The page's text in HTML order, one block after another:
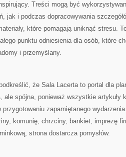
Treści mogą być
jak i podczas dopracowywania
które pomagają uniknąć stresu.
punktu odniesienia dla osób, które
i przemyślany.
że Sala Lacerta to portal dla
ale spójna, ponieważ wszystkie artykuły
przygotowaniu zapamiętanego
komunię, chrzciny, bankiet, imprezę
strona dostarcza pomysłów.